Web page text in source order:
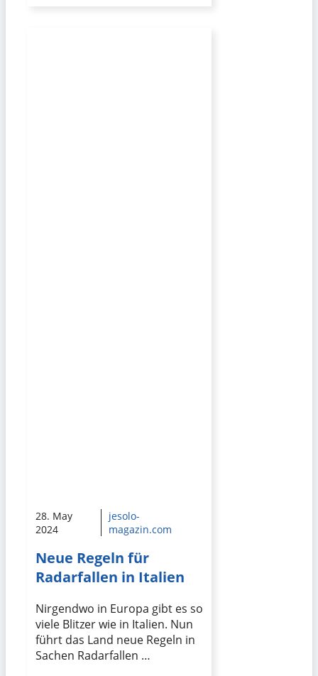
28. May
2024
jesolo-
magazin.com
Neue Regeln für
Radarfallen in Italien
Nirgendwo in Europa gibt es so
viele Blitzer wie in Italien. Nun
führt das Land neue Regeln in
Sachen Radarfallen …